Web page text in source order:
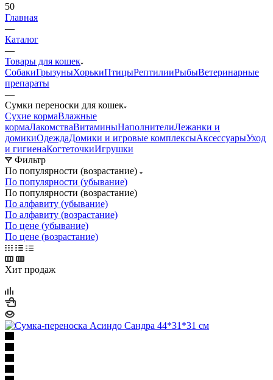
50
Главная
—
Каталог
—
Товары для кошек
СобакиГрызуныХорькиПтицыРептилииРыбыВетеринарные
препараты
—
Сумки переноски для кошек
Сухие кормаВлажные
кормаЛакомстваВитаминыНаполнителиЛежанки и
домикиОдеждаДомики и игровые комплексыАксессуарыУход
и гигиенаКогтеточкиИгрушки
Фильтр
По популярности (возрастание)
По популярности (убывание)
По популярности (возрастание)
По алфавиту (убывание)
По алфавиту (возрастание)
По цене (убывание)
По цене (возрастание)
Хит продаж